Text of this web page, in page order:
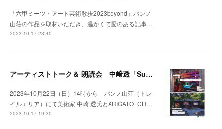
「六甲ミーツ・アート芸術散歩2023beyond」バンノ
山荘の作品を取材いただき、温かくて愛のある記事…
2023.10.17 23:40
アーティストトーク＆ 朗読会 中﨑透「Sunny Day Light /ハルとテル」開催！
2023年10月22日（日）14時から バンノ山荘（トレ
イルエリア）にて美術家 中崎 透氏とARIGATO−CH…
2023.10.17 19:30